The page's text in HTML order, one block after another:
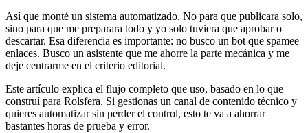
Así que monté un sistema automatizado. No para que publicara solo,
sino para que me preparara todo y yo solo tuviera que aprobar o
descartar. Esa diferencia es importante: no busco un bot que spamee
enlaces. Busco un asistente que me ahorre la parte mecánica y me
deje centrarme en el criterio editorial.
Este artículo explica el flujo completo que uso, basado en lo que
construí para Rolsfera. Si gestionas un canal de contenido técnico y
quieres automatizar sin perder el control, esto te va a ahorrar
bastantes horas de prueba y error.